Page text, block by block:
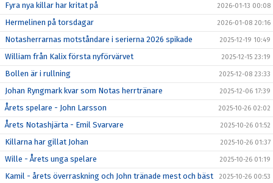
Fyra nya killar har kritat på 2026-01-13 00:08
Hermelinen på torsdagar 2026-01-08 20:16
Notasherrarnas motståndare i serierna 2026 spikade 2025-12-19 10:49
William från Kalix första nyförvärvet 2025-12-15 23:19
Bollen är i rullning 2025-12-08 23:33
Johan Ryngmark kvar som Notas herrtränare 2025-12-06 17:39
Årets spelare - John Larsson 2025-10-26 02:02
Årets Notashjärta - Emil Svarvare 2025-10-26 01:52
Killarna har gillat Johan 2025-10-26 01:37
Wille - Årets unga spelare 2025-10-26 01:19
Kamil - årets överraskning och John tränade mest och bäst 2025-10-26 00:53